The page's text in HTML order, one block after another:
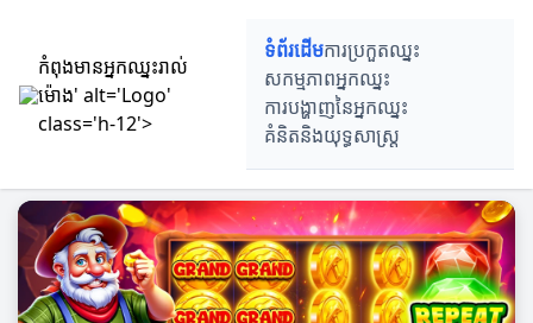
កំពុងមានអ្នកឈ្នះរាល់
ម៉ោង' alt='Logo'
class='h-12'>
ទំព័រដើមការប្រកួតឈ្នះ
សកម្មភាពអ្នកឈ្នះ
ការបង្ហាញនៃអ្នកឈ្នះ
គំនិតនិងយុទ្ធសាស្ត្រ